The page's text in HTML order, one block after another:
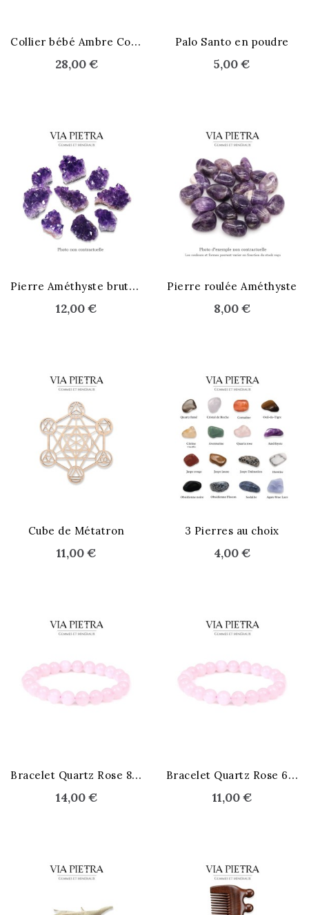
C
ollier bébé Ambre Cognac
28,00 €
Palo Santo en poudre
5,00 €
P
ierre Améthyste brute - S
12,00 €
Pierre roulée Améthyste
8,00 €
Cube de Métatron
11,00 €
3 Pierres au choix
4,00 €
B
racelet Quartz Rose 8 mm
14,00 €
B
racelet Quartz Rose 6 mm
11,00 €